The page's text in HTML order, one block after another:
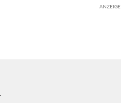
ANZEIGE